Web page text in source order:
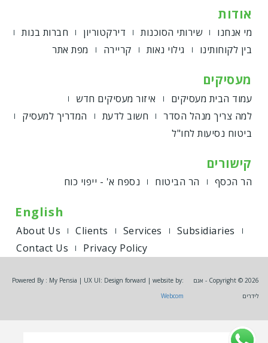
אודות
מי אנחנו שירותי הסוכנות דירקטוריון
חברות בנות
בין לקוחותינו
גילוי נאות קריירה מפת אתר
מעסיקים
עמוד הבית מעסיקים
איזור מעסיקים חדש
למה צריך מנהל הסדר
חשוב לדעת
המדריך למעסיק
ביטוח נסיעות לחו"ל
קישורים
הר הכסף הר הביטוח נספח א' - ייפוי כוח
English
About Us Clients Services
Subsidiaries
Contact Us
Privacy Policy
Copyright © 2026 - אגם
לידרים
Powered By : My Pensia | UX UI: Design forward | website by:
Webcom